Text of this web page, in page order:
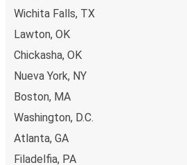
posible pagar en efectivo a bordo
Wichita Falls, TX
Lawton, OK
Chickasha, OK
Nueva York, NY
Boston, MA
Washington, D.C.
Atlanta, GA
Filadelfia, PA